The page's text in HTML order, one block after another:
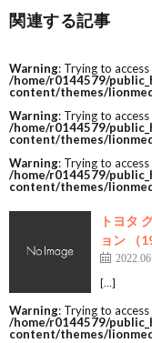
関連する記事
Warning: Trying to
/home/r0144579/
content/themes/
Warning: Trying to
/home/r0144579/
content/themes/
Warning: Trying to
/home/r0144579/
content/themes/
トヨタ
ョン （
[…]
Warning: Trying to
/home/r0144579/
content/themes/